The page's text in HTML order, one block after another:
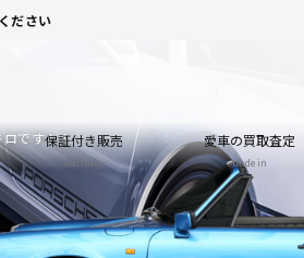
ださい
保証付き販売
warranty
愛車の買取査定
trade in
です！！